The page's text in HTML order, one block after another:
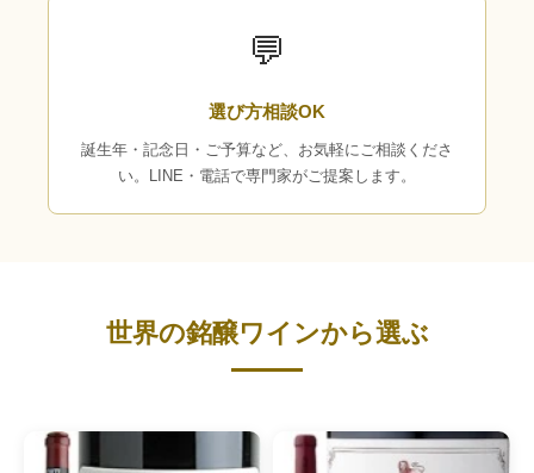
💬
選び方相談OK
誕生年・記念日・ご予算など、お気軽にご相談くださ
い。LINE・電話で専門家がご提案します。
世界の銘醸ワインから選ぶ